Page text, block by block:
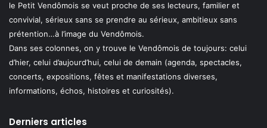
le Petit Vendômois se veut proche de ses lecteurs, familier et
convivial, sérieux sans se prendre au sérieux, ambitieux sans
prétention…à l’image du Vendômois.
Dans ses colonnes, on y trouve le Vendômois de toujours: celui
d’hier, celui d’aujourd’hui, celui de demain (agenda, spectacles,
concerts, expositions, fêtes et manifestations diverses,
informations, échos, histoires et curiosités).
Derniers articles